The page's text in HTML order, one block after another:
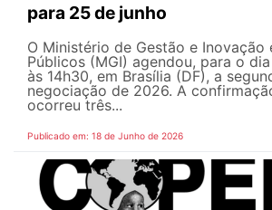
para 25 de junho
O Ministério de Gestão e Inovação
Públicos (MGI) agendou, para o
às 14h30, em Brasília (DF), a
negociação de 2026. A
ocorreu três...
Publicado em: 18 de Junho de 2026